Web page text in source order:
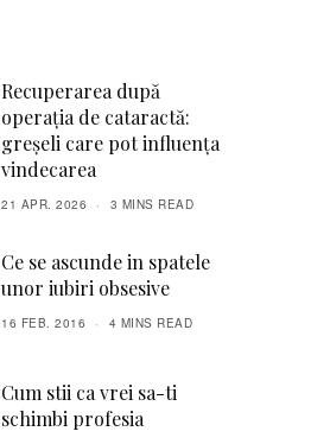
Recuperarea după
operația de cataractă:
greșeli care pot influența
vindecarea
21 APR. 2026 3 MINS READ
Ce se ascunde in spatele
unor iubiri obsesive
16 FEB. 2016 4 MINS READ
Cum stii ca vrei sa-ti
schimbi profesia